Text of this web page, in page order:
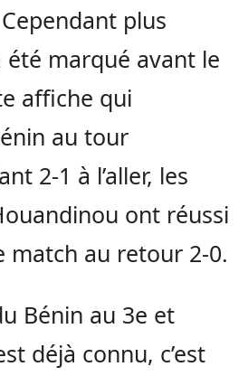
plus
été marqué avant le
affiche qui
au tour
2-1 à l’aller, les
ont réussi
match au retour 2-0.
Bénin au 3e et
déjà connu, c’est